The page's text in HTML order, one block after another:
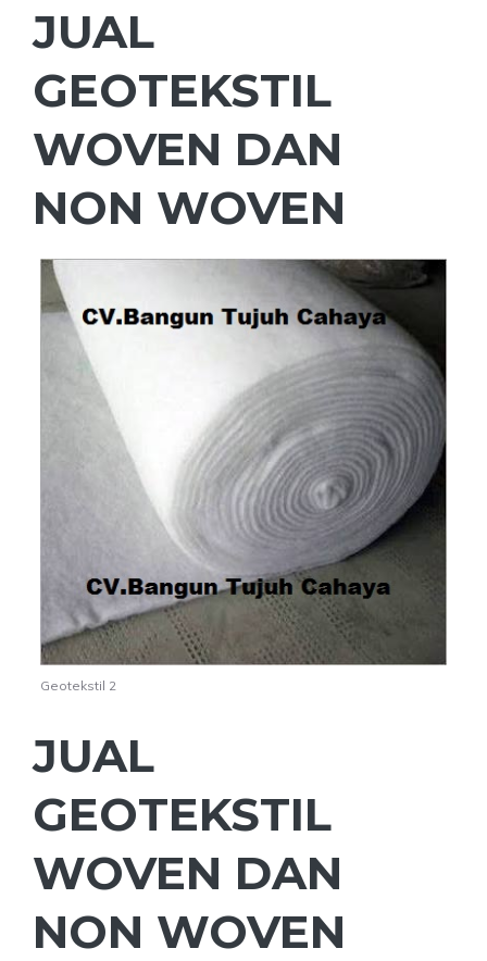
JUAL
GEOTEKSTIL
WOVEN DAN
NON WOVEN
Geotekstil 2
JUAL
GEOTEKSTIL
WOVEN DAN
NON WOVEN